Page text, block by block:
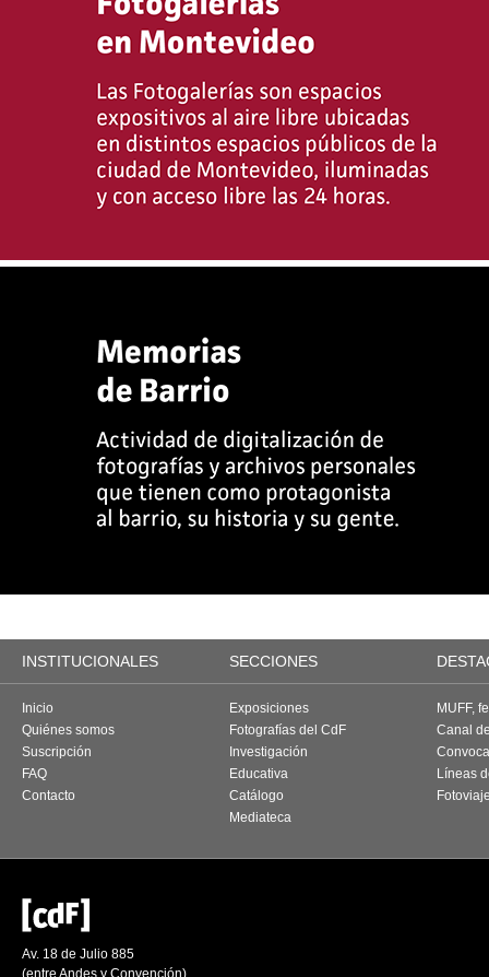
INSTITUCIONALES SECCIONES
Inicio
Quiénes somos
Suscripción
FAQ
Contacto
Exposiciones
Fotografías del CdF
Investigación
Educativa
Catálogo
Mediateca
MUFF,
Canal
Líneas
Av. 18 de Julio 885
(entre Andes y Convención)